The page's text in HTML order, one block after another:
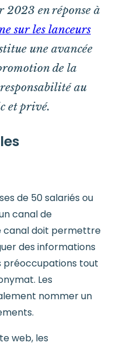
2023 en réponse à
sur les lanceurs
une avancée
de la
au
et privé.
de 50 salariés ou
canal de
canal doit permettre
des informations
préoccupations tout
Les
nommer un
web, les